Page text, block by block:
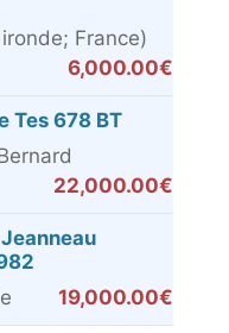
France)
6,000.00€
Tes 678 BT
22,000.00€
19,000.00€